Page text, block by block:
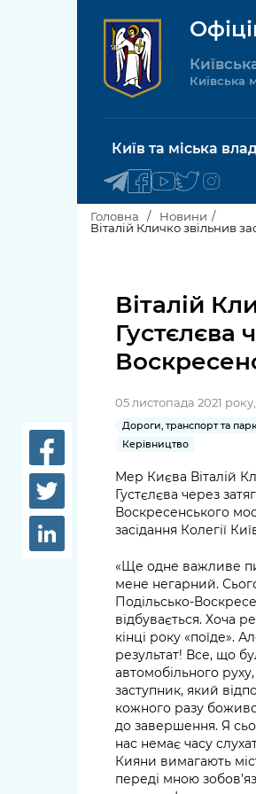
Київська
Київ та міська
Київська
Про Київ
Структура
Проєкти
КМВА
Головна
Новини
Віталій Кличко звільнив
Віталій
Густєлєва
05 листопада 2021
Дороги, транспорт та
Керівництво
Мер Києва Віталій
Густєлєва через
Воскресенського
засідання Колегії
«Ще одне важливе
мене негарний.
Подільсько-
відбувається. Хоча
кінці року «поїде».
результат! Все, що
автомобільного
заступник, який
кожного разу
до завершення. Я
нас немає часу
Кияни вимагають
переді мною